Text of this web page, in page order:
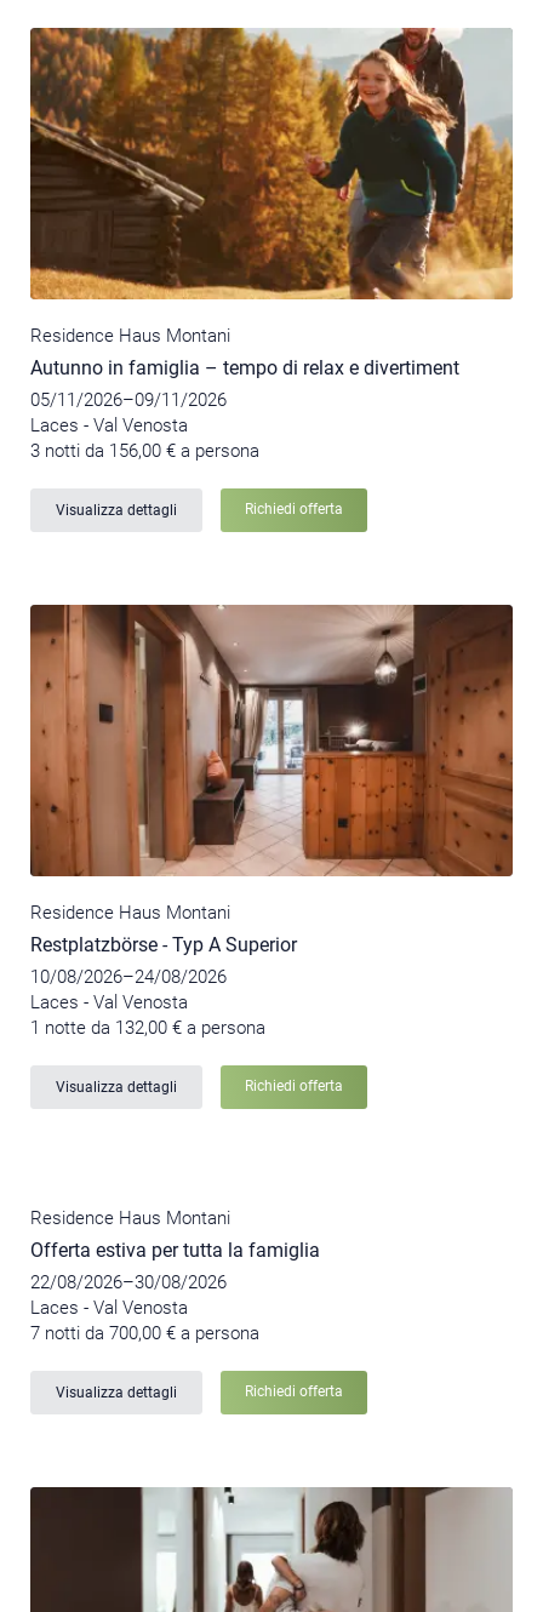
Residence Haus Montani
Autunno in famiglia – tempo di relax e divertiment
05/11/2026–09/11/2026
Laces - Val Venosta
3 notti da 156,00 € a persona
Visualizza dettagli Richiedi offerta
Residence Haus Montani
Restplatzbörse - Typ A Superior
10/08/2026–24/08/2026
Laces - Val Venosta
1 notte da 132,00 € a persona
Visualizza dettagli Richiedi offerta
Residence Haus Montani
Offerta estiva per tutta la famiglia
22/08/2026–30/08/2026
Laces - Val Venosta
7 notti da 700,00 € a persona
Visualizza dettagli Richiedi offerta